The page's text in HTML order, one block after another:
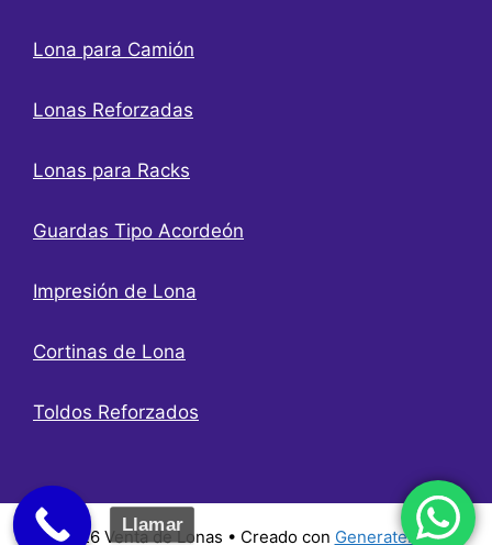
Lona para Camión
Lonas Reforzadas
Lonas para Racks
Guardas Tipo Acordeón
Impresión de Lona
Cortinas de Lona
Toldos Reforzados
© 2026 Venta de Lonas • Creado con GeneratePress
Llamar